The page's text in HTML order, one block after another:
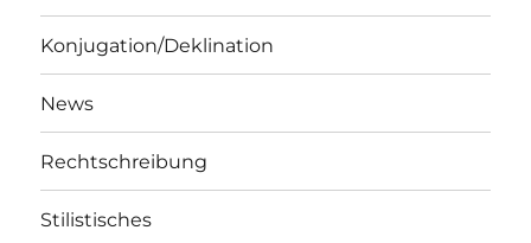
Konjugation/Deklination
News
Rechtschreibung
Stilistisches